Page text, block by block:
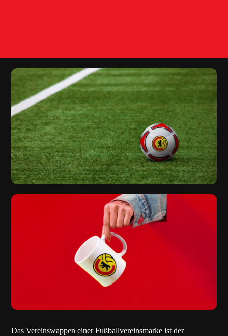
Das Vereinswappen einer Fußballvereinsmarke ist der